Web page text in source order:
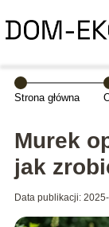
Strona główna
Murek
jak
Data publikacji: